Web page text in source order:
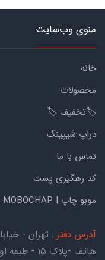
منوی وب‌سایت
خانه
محصولات
🏷️تخفیف 🏷️
دراپ شیپینگ
تماس با ما
کد رهگیری پست
موبو چاپ | MOBOCHAP
آدرس دفتر : تهران -
هاتف -پلاک ۱۵ - طبقه اول - واحد ۱